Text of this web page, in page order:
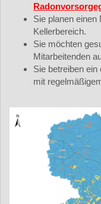
Sie planen einen
Kellerbereich.
Sie möchten
Mitarbeitenden
Sie betreiben
mit